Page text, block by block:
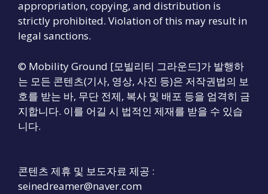
appropriation, copying, and distribution is
strictly prohibited. Violation of this may result in
legal sanctions.
© Mobility Ground [모빌리티 그라운드]가 발행하
는 모든 콘텐츠(기사, 영상, 사진 등)은 저작권법의 보
호를 받는 바, 무단 전제, 복사 및 배포 등을 엄격히 금
지합니다. 이를 어길 시 법적인 제재를 받을 수 있습
니다.
콘텐츠 제휴 및 보도자료 제공 :
seinedreamer@naver.com